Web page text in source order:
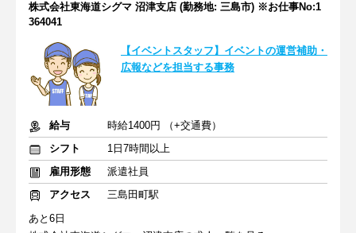
株式会社東海道シグマ 沼津支店 (勤務地: 三島市) ※お仕事No:1
364041
【イベントスタッフ】イベントの運営補助・
広報などを担当する事務
給与
時給1400円 （+交通費）
シフト
1日7時間以上
雇用形態
派遣社員
アクセス
三島田町駅
あと6日